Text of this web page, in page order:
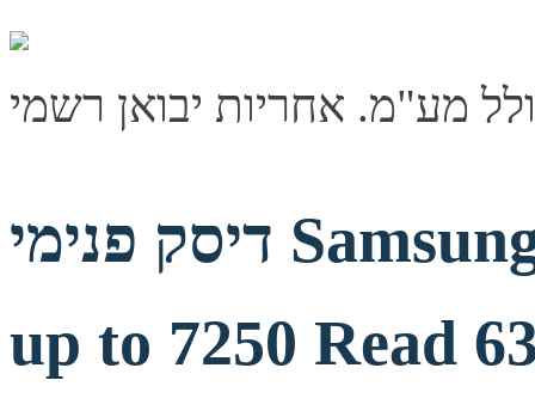
דיסק פנימי Samsung 990 EVO PLUS 1TB
up to 7250 Read